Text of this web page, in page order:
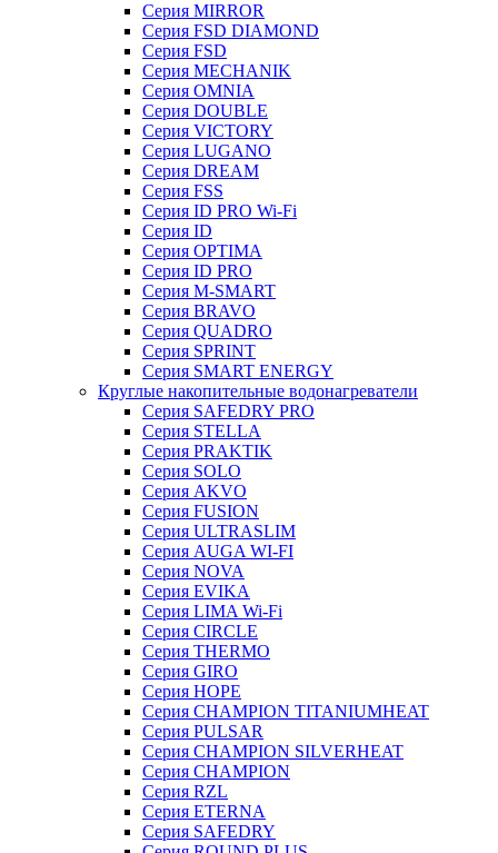
Серия MIRROR
Серия FSD DIAMOND
Серия FSD
Серия MECHANIK
Серия OMNIA
Серия DOUBLE
Серия VICTORY
Серия LUGANO
Серия DREAM
Серия FSS
Серия ID PRO Wi-Fi
Серия ID
Серия OPTIMA
Серия ID PRO
Серия M-SMART
Серия BRAVO
Серия QUADRO
Серия SPRINT
Серия SMART ENERGY
Круглые накопительные водонагреватели
Серия SAFEDRY PRO
Серия STELLA
Серия PRAKTIK
Серия SOLO
Серия AKVO
Серия FUSION
Серия ULTRASLIM
Серия AUGA WI-FI
Серия NOVA
Серия EVIKA
Серия LIMA Wi-Fi
Серия CIRCLE
Серия THERMO
Серия GIRO
Серия HOPE
Серия CHAMPION TITANIUMHEAT
Серия PULSAR
Серия CHAMPION SILVERHEAT
Серия CHAMPION
Серия RZL
Серия ETERNA
Серия SAFEDRY